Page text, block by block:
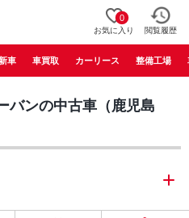
0
お気に入り 閲覧履歴
車 車買取 カーリース 整備工場
バンの中古車（鹿児島